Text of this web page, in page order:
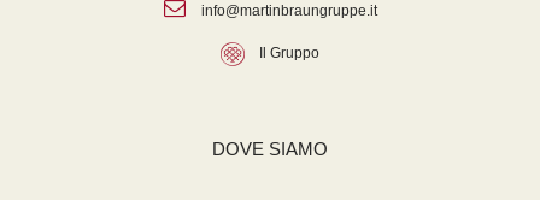
info@martinbraungruppe.it
Il Gruppo
DOVE SIAMO